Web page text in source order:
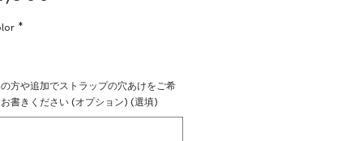
*
方や追加でストラップの穴あけをご希
書きください (オプション) (選填)